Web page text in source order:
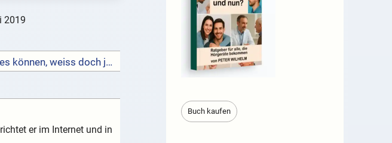
2019
Was Hörgeräte alles können, weiss doch jeder – oder etwa doch nicht? →
er im Internet und in
Buch kaufen